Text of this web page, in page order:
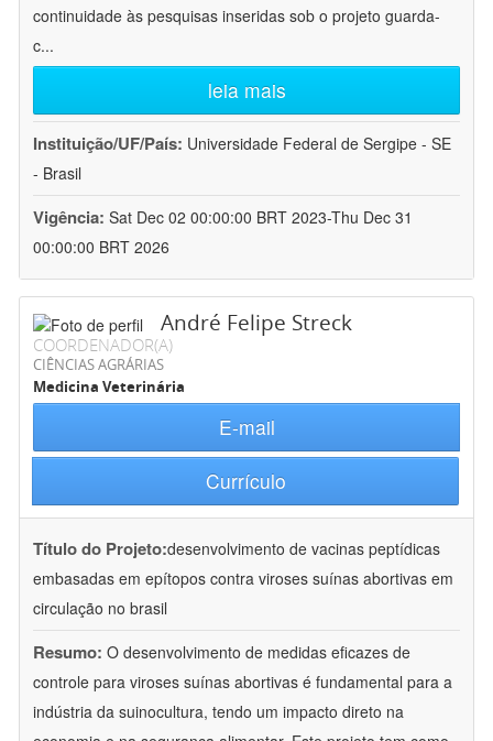
continuidade às pesquisas inseridas sob o projeto guarda-
c...
leia mais
Instituição/UF/País: Universidade Federal de Sergipe - SE
- Brasil
Vigência: Sat Dec 02 00:00:00 BRT 2023-Thu Dec 31
00:00:00 BRT 2026
André Felipe Streck
COORDENADOR(A)
CIÊNCIAS AGRÁRIAS
Medicina Veterinária
E-mail
Currículo
Título do Projeto:desenvolvimento de vacinas peptídicas
embasadas em epítopos contra viroses suínas abortivas em
circulação no brasil
Resumo: O desenvolvimento de medidas eficazes de
controle para viroses suínas abortivas é fundamental para a
indústria da suinocultura, tendo um impacto direto na